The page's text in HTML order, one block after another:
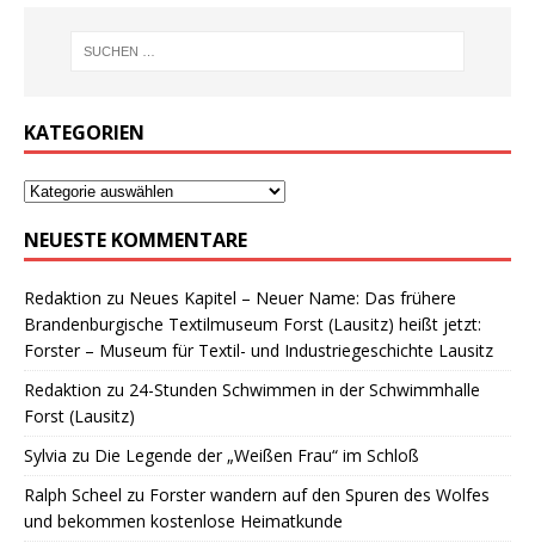
KATEGORIEN
NEUESTE KOMMENTARE
Redaktion zu Neues Kapitel – Neuer Name: Das frühere
Brandenburgische Textilmuseum Forst (Lausitz) heißt jetzt:
Forster – Museum für Textil- und Industriegeschichte Lausitz
Redaktion zu 24-Stunden Schwimmen in der Schwimmhalle
Forst (Lausitz)
Sylvia zu Die Legende der „Weißen Frau“ im Schloß
Ralph Scheel zu Forster wandern auf den Spuren des Wolfes
und bekommen kostenlose Heimatkunde